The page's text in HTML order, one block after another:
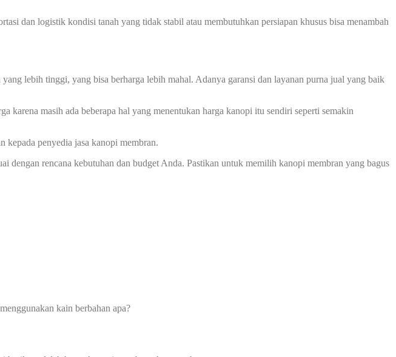
dan logistik kondisi tanah yang tidak stabil atau membutuhkan persiapan khusus bisa menambah
lebih tinggi, yang bisa berharga lebih mahal. Adanya garansi dan layanan purna jual yang baik
karena masih ada beberapa hal yang menentukan harga kanopi itu sendiri seperti semakin
kepada penyedia jasa kanopi membran.
dengan rencana kebutuhan dan budget Anda. Pastikan untuk memilih kanopi membran yang bagus
kain berbahan apa?